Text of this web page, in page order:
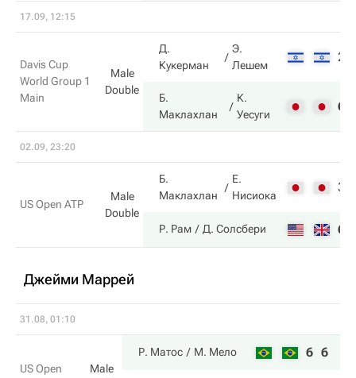
17.09, 12:15
Davis Cup
World Group 1
Main
Male
Double
Д.
Кукерман
Э.
Лешем
2
Б.
Маклахлан
К.
Уесуги
6
02.09, 23:20
US Open ATP
Male
Double
Б.
Маклахлан
Е.
Нисиока
3
Р. Рам Д. Солсбери 6
Джейми Маррей
31.08, 01:10
US Open
Male
Р. Матос М. Мело 6 6